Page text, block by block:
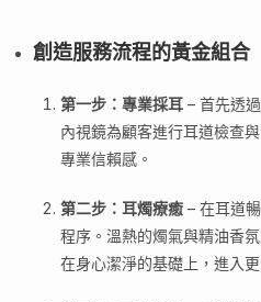
創造服務流程的黃金組合
第一步：專業採耳 – 首先透
內視鏡為顧客進行耳道檢查
專業信賴感。
第二步：耳燭療癒 – 在耳道
程序。溫熱的燭氣與精油香
在身心潔淨的基礎上，進入